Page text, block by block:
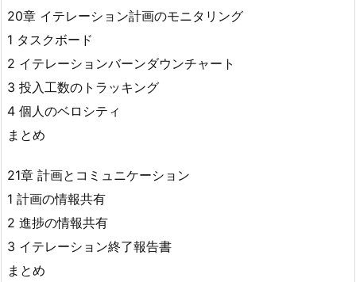
20章 イテレーション計画のモニタリング
1 タスクボード
2 イテレーションバーンダウンチャート
3 投入工数のトラッキング
4 個人のベロシティ
まとめ
21章 計画とコミュニケーション
1 計画の情報共有
2 進捗の情報共有
3 イテレーション終了報告書
まとめ